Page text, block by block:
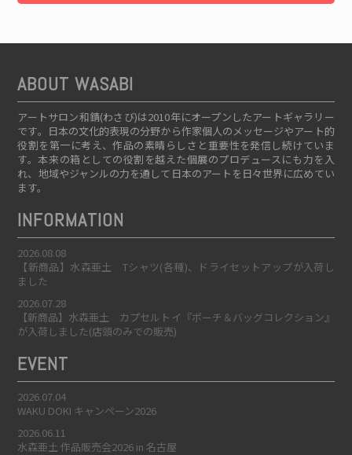
ABOUT WASABI
アートサロン和錆(わさび)は2010年にオープンしたアートギャラリー
です。日本の文化的表現の分野から作家個人のメッセージやアート的
役割を第一に考え、作品の素晴らしさと重要性を発信し続けていま
す。本来の箱としての役割を越えた個展のプロデュースにも力を入
れ、地域やジャンルの力を通して日本のアートを日々世界に広めてい
ます。
INFORMATION
2026.08.08
【新商品】水森亜土 Tシャツ(各種)、ドライセットアップが入荷し
ました
2026.07.28
【新商品】水森亜土 カプセルトイ『ポーチ＆バッグコレクション』
が入荷しました(店頭のみでの販売)
EVENT
2026.07.04
WAKU DOKI キャンペーン2026
2026.06.11
水森亜土 作品販売会2026 in 名古屋